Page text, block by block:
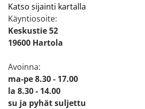
Katso sijainti kartalla
Käyntiosoite:
Keskustie 52
19600 Hartola
Avoinna:
ma-pe 8.30 - 17.00
la 8.30 - 14.00
su ja pyhät suljettu